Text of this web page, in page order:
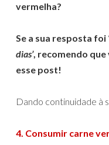
vermelha?
Se a sua resposta foi
dias’, recomendo
esse post!
Dando continuidade à
4. Consumir carne